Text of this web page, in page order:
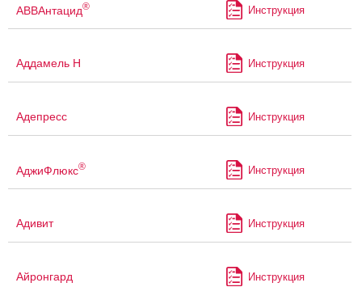
АВВАнтацид® Инструкция
Аддамель Н Инструкция
Адепресс Инструкция
АджиФлюкс® Инструкция
Адивит Инструкция
Айронгард Инструкция